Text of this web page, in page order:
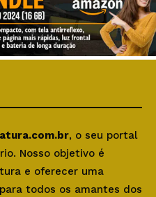
, o seu portal
Nosso objetivo é
e oferecer uma
todos os amantes dos